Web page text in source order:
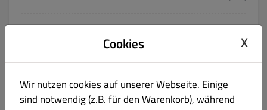
mit Pastirma, Rucola und Parmesan
Produktinformation
Cookies X
Wir nutzen cookies auf unserer Webseite. Einige
sind notwendig (z.B. für den Warenkorb), während